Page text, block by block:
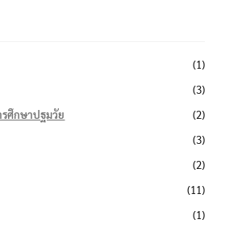
(1)
(3)
ศึกษาปฐมวัย
(2)
(3)
(2)
(11)
(1)